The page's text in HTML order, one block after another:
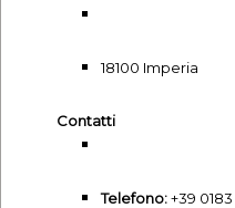
18100 Imperia
Contatti
Telefono:+39